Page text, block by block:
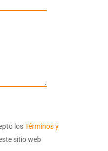
losTérminos y
sitio web